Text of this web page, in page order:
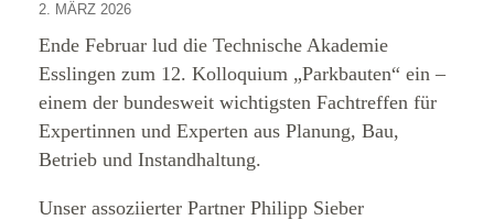
2. MÄRZ 2026
Ende Februar lud die Technische Akademie
Esslingen zum 12. Kolloquium „Parkbauten“ ein –
einem der bundesweit wichtigsten Fachtreffen für
Expertinnen und Experten aus Planung, Bau,
Betrieb und Instandhaltung.
Unser assoziierter Partner Philipp Sieber